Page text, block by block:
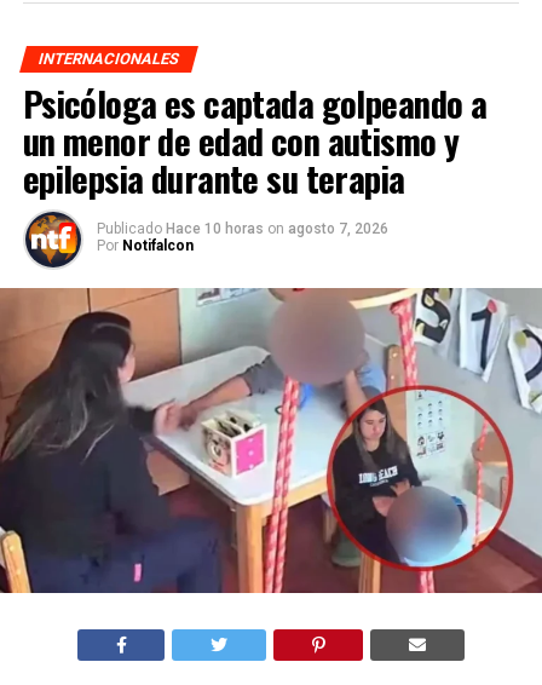
INTERNACIONALES
Psicóloga es captada golpeando a
un menor de edad con autismo y
epilepsia durante su terapia
Publicado Hace 10 horas on agosto 7, 2026
Por Notifalcon